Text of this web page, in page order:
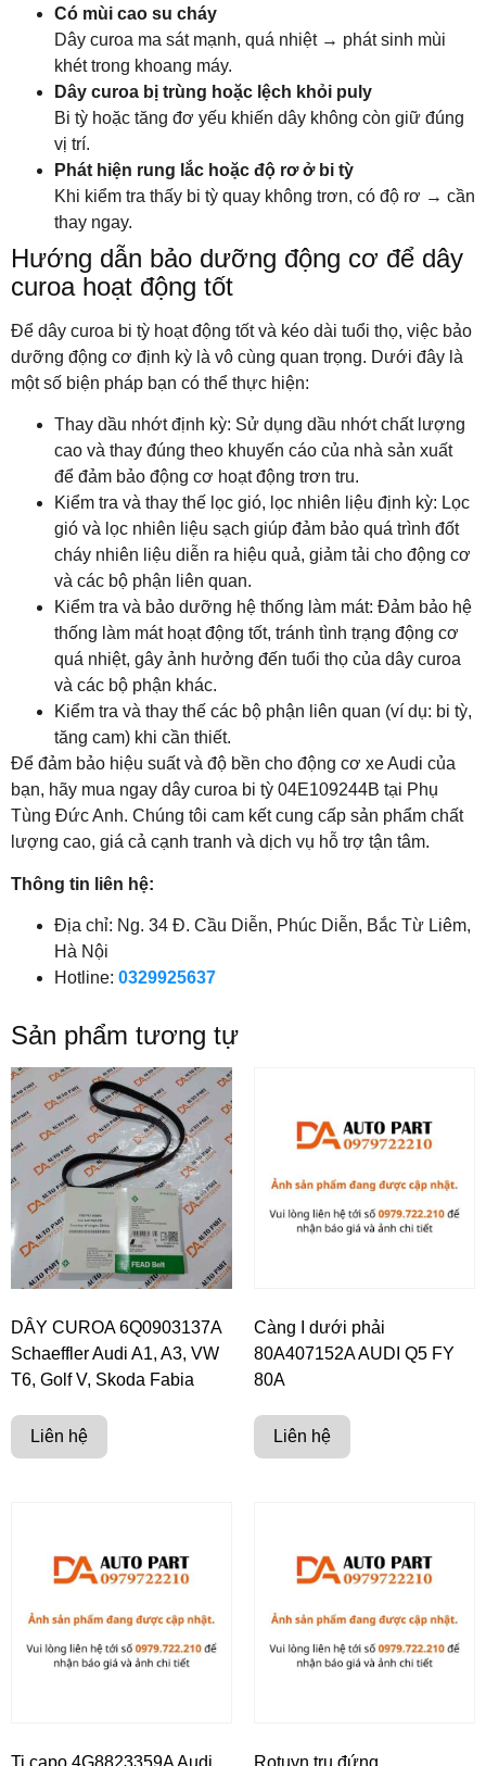
Có mùi cao su cháy
Dây curoa ma sát mạnh, quá nhiệt → phát sinh mùi
khét trong khoang máy.
Dây curoa bị trùng hoặc lệch khỏi puly
Bi tỳ hoặc tăng đơ yếu khiến dây không còn giữ đúng
vị trí.
Phát hiện rung lắc hoặc độ rơ ở bi tỳ
Khi kiểm tra thấy bi tỳ quay không trơn, có độ rơ → cần
thay ngay.
Hướng dẫn bảo dưỡng động cơ để dây
curoa hoạt động tốt
Để dây curoa bi tỳ hoạt động tốt và kéo dài tuổi thọ, việc bảo
dưỡng động cơ định kỳ là vô cùng quan trọng. Dưới đây là
một số biện pháp bạn có thể thực hiện:
Thay dầu nhớt định kỳ: Sử dụng dầu nhớt chất lượng
cao và thay đúng theo khuyến cáo của nhà sản xuất
để đảm bảo động cơ hoạt động trơn tru.
Kiểm tra và thay thế lọc gió, lọc nhiên liệu định kỳ: Lọc
gió và lọc nhiên liệu sạch giúp đảm bảo quá trình đốt
cháy nhiên liệu diễn ra hiệu quả, giảm tải cho động cơ
và các bộ phận liên quan.
Kiểm tra và bảo dưỡng hệ thống làm mát: Đảm bảo hệ
thống làm mát hoạt động tốt, tránh tình trạng động cơ
quá nhiệt, gây ảnh hưởng đến tuổi thọ của dây curoa
và các bộ phận khác.
Kiểm tra và thay thế các bộ phận liên quan (ví dụ: bi tỳ,
tăng cam) khi cần thiết.
Để đảm bảo hiệu suất và độ bền cho động cơ xe Audi của
bạn, hãy mua ngay dây curoa bi tỳ 04E109244B tại Phụ
Tùng Đức Anh. Chúng tôi cam kết cung cấp sản phẩm chất
lượng cao, giá cả cạnh tranh và dịch vụ hỗ trợ tận tâm.
Thông tin liên hệ:
Địa chỉ: Ng. 34 Đ. Cầu Diễn, Phúc Diễn, Bắc Từ Liêm,
Hà Nội
Hotline: 0329925637
Sản phẩm tương tự
DÂY CUROA 6Q0903137A
Schaeffler Audi A1, A3, VW
T6, Golf V, Skoda Fabia
Liên hệ
Càng I dưới phải
80A407152A AUDI Q5 FY
80A
Liên hệ
Ti capo 4G8823359A Audi
Rotuyn trụ đứng